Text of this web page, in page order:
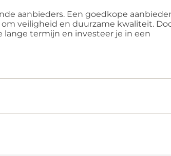
aanbieders. Een goedkope
veiligheid en duurzame kwaliteit.
termijn en investeer je in een